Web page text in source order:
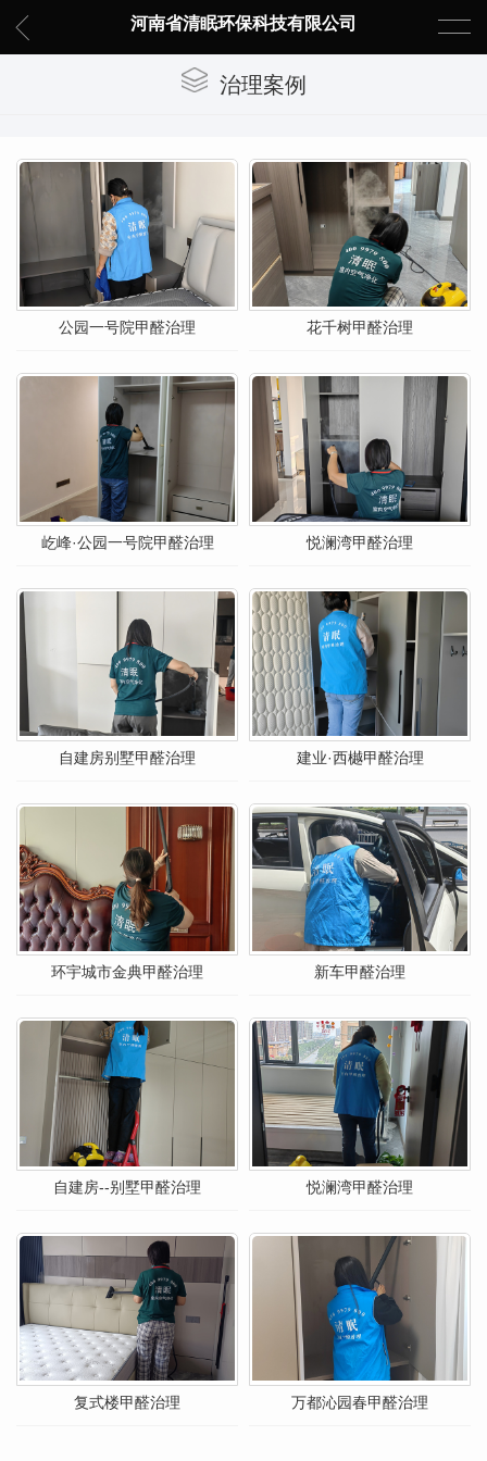
河南省清眠环保科技有限公司
治理案例
公园一号院甲醛治理 花千树甲醛治理
屹峰·公园一号院甲醛治理 悦澜湾甲醛治理
自建房别墅甲醛治理 建业·西樾甲醛治理
环宇城市金典甲醛治理 新车甲醛治理
自建房--别墅甲醛治理 悦澜湾甲醛治理
复式楼甲醛治理 万都沁园春甲醛治理